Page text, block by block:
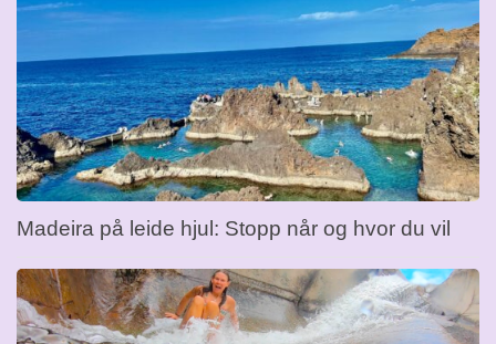
Madeira på leide hjul: Stopp når og hvor du vil